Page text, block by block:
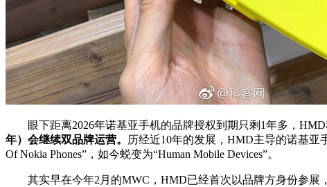
眼下距离2026年诺基亚手机的品牌授权到期只剩1年多，HMD
年）会继续双品牌运营。
历经近10年的发展，HMD主导的诺基亚
Of Nokia Phones”，如今蜕变为“Human Mobile Devices”。
其实早在今年2月的MWC，HMD已经首次以品牌方身份参展